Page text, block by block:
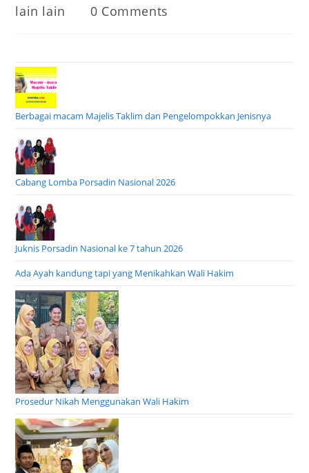
Post
lain lain
Post
0 Comments
Berbagai macam Majelis Taklim dan Pengelompokkan Jenisnya
Cabang Lomba Porsadin Nasional 2026
Juknis Porsadin Nasional ke 7 tahun 2026
Ada Ayah kandung tapi yang Menikahkan Wali Hakim
Prosedur Nikah Menggunakan Wali Hakim